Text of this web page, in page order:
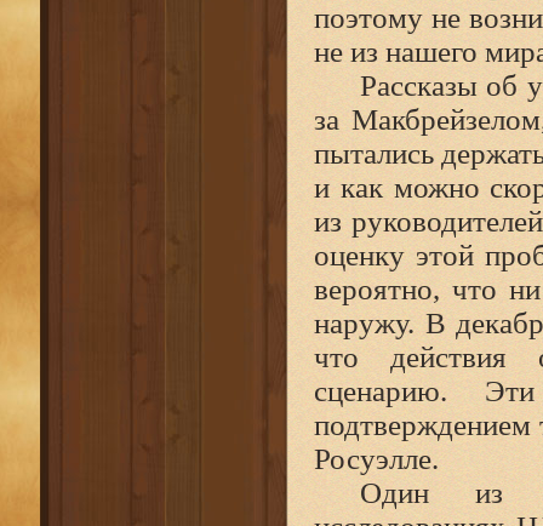
поэтому не
не из нашего
Рассказы об
за
пытались
и как можно
из
оценку этой
вероятно, что
наружу. В
что действия
сценарию.
подтверждением
Росуэлле.
Один из